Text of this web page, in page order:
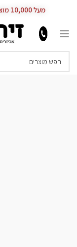
מעל 10,000 מוצרים במלאי - ייעוץ מיידי 050-640-8555